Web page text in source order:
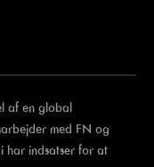
af en global
med FN og
har indsatser for at